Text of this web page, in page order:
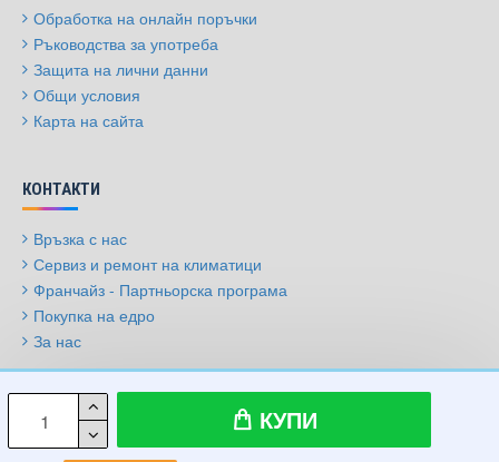
КУПИ
Обработка на онлайн поръчки
Ръководства за употреба
Защита на лични данни
Общи условия
Карта на сайта
КОНТАКТИ
Връзка с нас
Сервиз и ремонт на климатици
Франчайз - Партньорска програма
Покупка на едро
За нас
© 2009-2026, Климатици.бг, Всички права запазени